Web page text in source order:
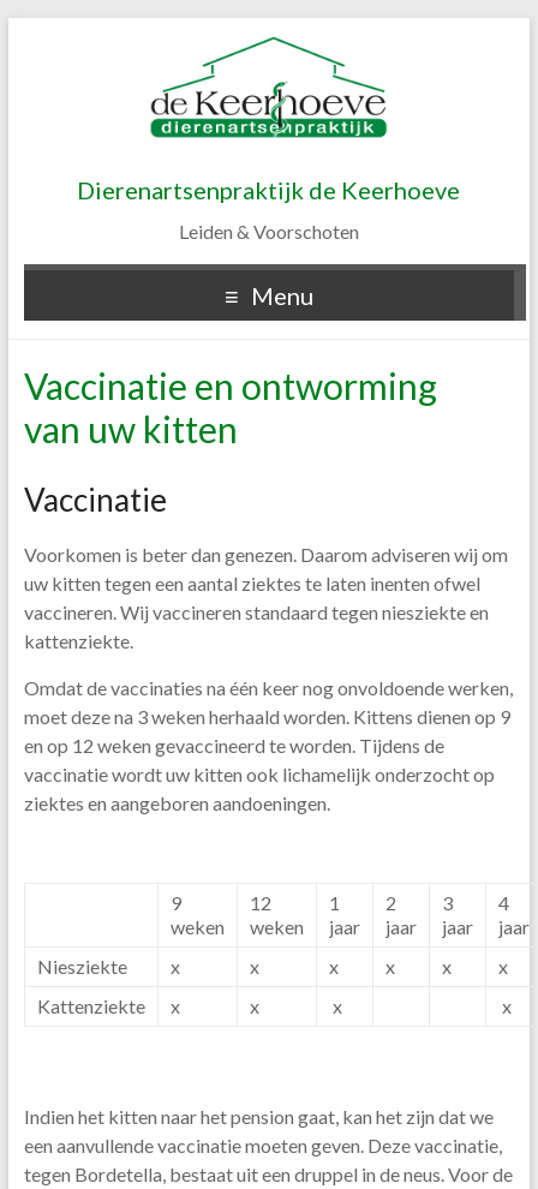
Dierenartsenpraktijk de Keerhoeve
Leiden & Voorschoten
Menu
Vaccinatie en ontworming
van uw kitten
Vaccinatie
Voorkomen is beter dan genezen. Daarom adviseren wij om
uw kitten tegen een aantal ziektes te laten inenten ofwel
vaccineren. Wij vaccineren standaard tegen niesziekte en
kattenziekte.
Omdat de vaccinaties na één keer nog onvoldoende werken,
moet deze na 3 weken herhaald worden. Kittens dienen op 9
en op 12 weken gevaccineerd te worden. Tijdens de
vaccinatie wordt uw kitten ook lichamelijk onderzocht op
ziektes en aangeboren aandoeningen.
9
weken
12
weken
1
jaar
2
jaar
3
jaar
4
jaar
Niesziekte
x x x x x
x
Kattenziekte
x x x x
Indien het kitten naar het pension gaat, kan het zijn dat we
een aanvullende vaccinatie moeten geven. Deze vaccinatie,
tegen Bordetella, bestaat uit een druppel in de neus. Voor de